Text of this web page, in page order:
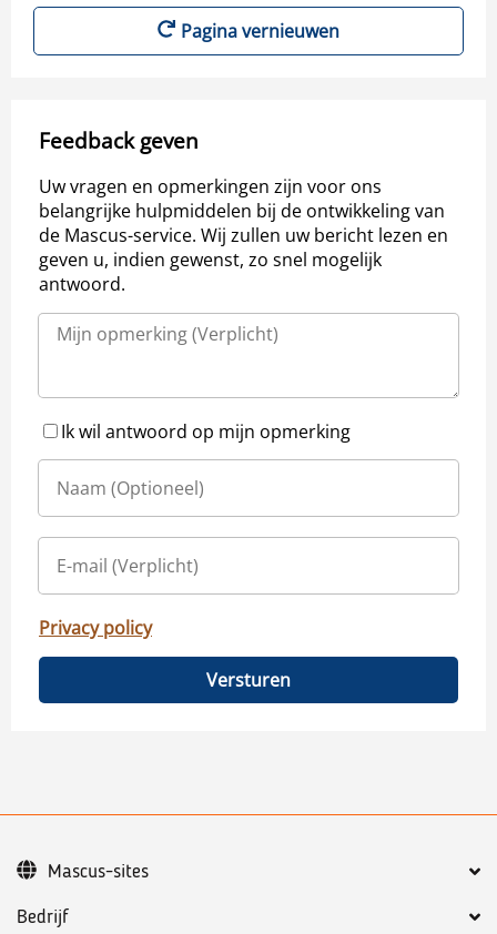
Pagina vernieuwen
Feedback geven
Uw vragen en opmerkingen zijn voor ons
belangrijke hulpmiddelen bij de ontwikkeling van
de Mascus-service. Wij zullen uw bericht lezen en
geven u, indien gewenst, zo snel mogelijk
antwoord.
Ik wil antwoord op mijn opmerking
Privacy policy
Versturen
Bedrijf
Mascus-sites